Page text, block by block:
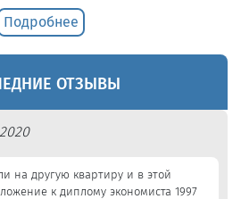
Подробнее
ОТЗЫВЫ
на другую квартиру и в этой
к диплому экономиста 1997